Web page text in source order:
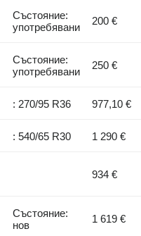
Състояние:
употребявани
200 €
Състояние:
употребявани
250 €
: 270/95 R36 977,10 €
: 540/65 R30 1 290 €
934 €
Състояние:
нов
1 619 €